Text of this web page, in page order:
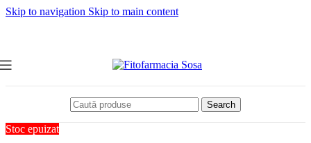
Skip to navigation Skip to main content
Search
Stoc epuizat